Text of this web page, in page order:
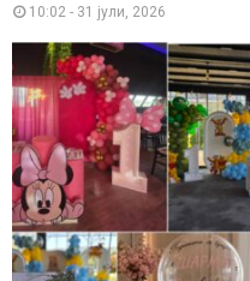
10:02 - 31 јули, 2026